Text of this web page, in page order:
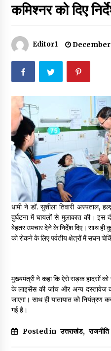
September
Thought Of
May 17,
Thought Of
May 16,
Thought Of
May 14, 2022
Thought Of
May 13,
May 12,
कमिश्नर को दिए
Editor1 December
धामी ने डॉ. सुशीला तिवारी अस्पताल,
दुर्घटना में घायलों से मुलाकात की। इस
बेहतर उपचार देने के निर्देश दिए। साथ
को रोकने के लिए पर्वतीय क्षेत्रों में सघन
मुख्यमंत्री ने कहा कि ऐसे सड़क हादसों को
के लाइसेंस की जांच और अन्य दस्तावेज
जाएगा। साथ ही यातायात को नियंत्रण
गई है।
Posted in उत्तराखंड, राजनीति